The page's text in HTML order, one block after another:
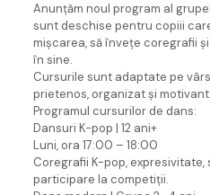
Anunțăm noul program al
sunt deschise pentru copiii
mișcarea, să învețe coregrafii
în sine.
Cursurile sunt adaptate pe
prietenos, organizat și motivant.
Programul cursurilor de dans:
Dansuri K-pop | 12 ani+
Luni, ora 17:00 – 18:00
Coregrafii K-pop,
participare la competiții.